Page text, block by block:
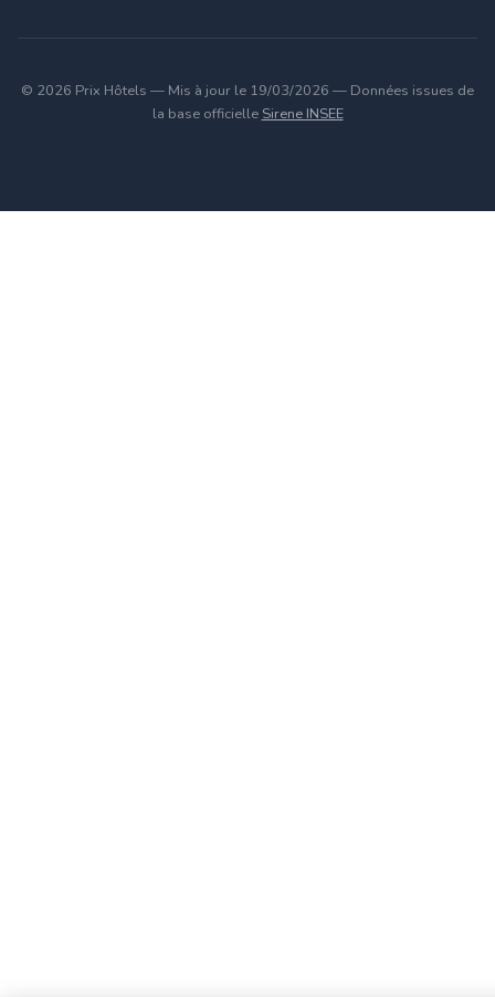
© 2026 Prix Hôtels — Mis à jour le 19/03/2026 — Données issues de
la base officielle Sirene INSEE